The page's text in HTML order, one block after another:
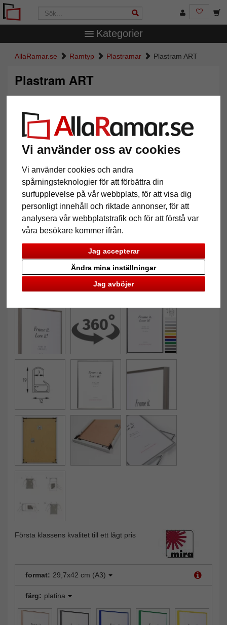
Vi använder oss av cookies
Vi använder cookies och andra
spårningsteknologier för att förbättra din
surfupplevelse på vår webbplats, för att visa dig
personligt innehåll och riktade annonser, för att
analysera vår webbplatstrafik och för att förstå var
våra besökare kommer ifrån.
Jag accepterar
Jag avböjer
Ändra mina inställningar
Kategorier
AllaRamar.se Ramtyp Plastramar Plastram ART
Plastram ART
Första klassens kvalitet till ett lågt pris
format: 29,7x42 cm (A3)
färg: platina